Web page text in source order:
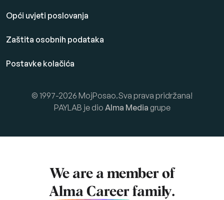
Opći uvjeti poslovanja
Zaštita osobnih podataka
Postavke kolačića
© 1997-2026 MojPosao.Sva prava pridržana!
PAYLAB je dio Alma Media grupe
We are a member of
Alma Career family.